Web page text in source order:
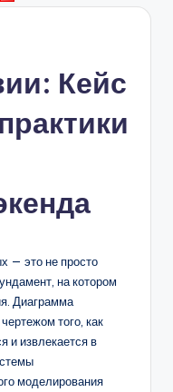
Кейс
— это не просто
на котором
Диаграмма
того, как
и извлекается в
моделирования